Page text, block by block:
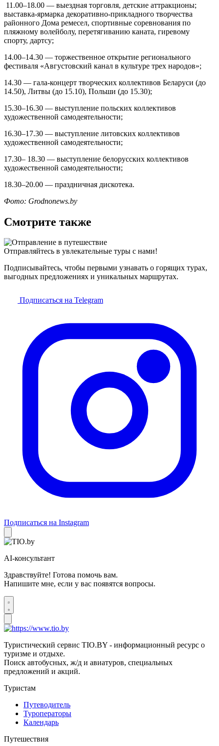
11.00–18.00 — выездная торговля, детские аттракционы;
выставка-ярмарка декоративно-прикладного творчества
районного Дома ремесел, спортивные соревнования по
пляжному волейболу, перетягиванию каната, гиревому
спорту, дартсу;
14.00–14.30 — торжественное открытие регионального
фестиваля «Августовский канал в культуре трех народов»;
14.30 — гала-концерт творческих коллективов Беларуси (до
14.50), Литвы (до 15.10), Польши (до 15.30);
15.30–16.30 — выступление польских коллективов
художественной самодеятельности;
16.30–17.30 — выступление литовских коллективов
художественной самодеятельности;
17.30– 18.30 — выступление белорусских коллективов
художественной самодеятельности;
18.30–20.00 — праздничная дискотека.
Фото: Grodnonews.by
Смотрите также
Отправляйтесь в увлекательные туры с нами!
Подписывайтесь, чтобы первыми узнавать о горящих турах,
выгодных предложениях и уникальных маршрутах.
Подписаться на Telegram
Подписаться на Instagram
AI-консультант
Здравствуйте! Готова помочь вам.
Напишите мне, если у вас появятся вопросы.
Туристический сервис TIO.BY - информационный ресурс о
туризме и отдыхе.
Поиск автобусных, ж/д и авиатуров, специальных
предложений и акций.
Туристам
Путеводитель
Туроператоры
Календарь
Путешествия